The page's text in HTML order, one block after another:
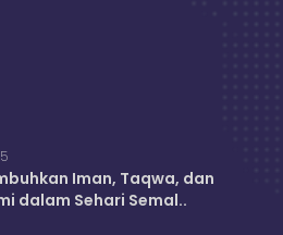
Iman, Taqwa, dan
dalam Sehari Semal..